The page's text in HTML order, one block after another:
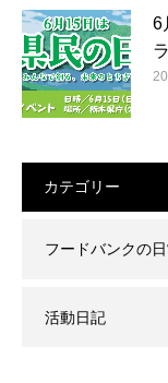
6
カテゴリー
フードバンクの日
活動日記